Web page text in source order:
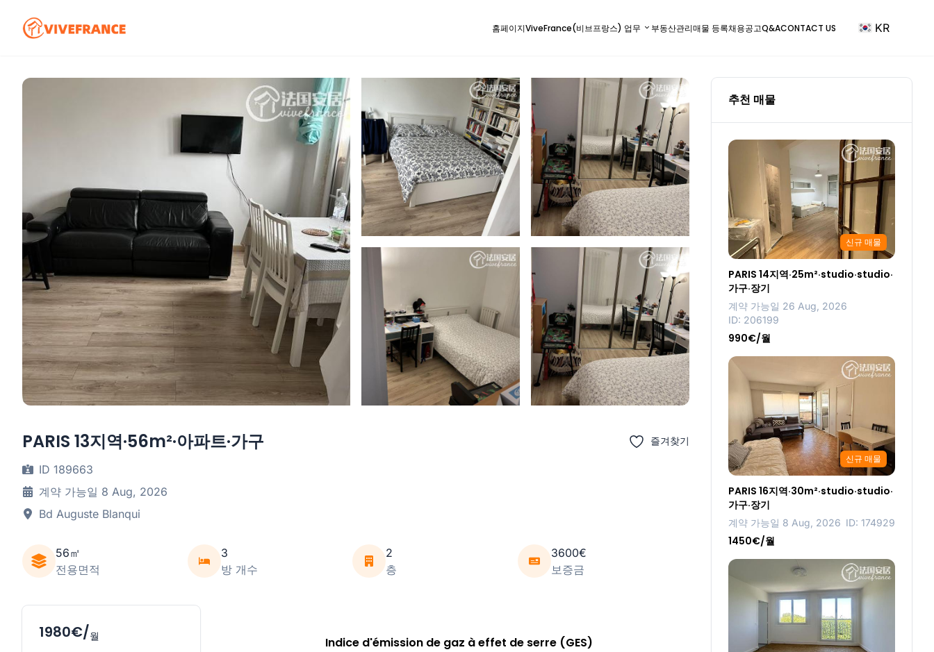
홈페이지ViveFrance(비브프랑스) 업무 부동산관리매물 등록채용공고Q&ACONTACT US KR
PARIS 13지역·56m²·아파트·가구 즐겨찾기
ID 189663
계약 가능일 8 Aug, 2026
Bd Auguste Blanqui
56㎡
전용면적
3
방 개수
2
층
3600€
보증금
1980€/월
Indice d'émission de gaz à effet de serre (GES)
추천 매물
신규 매물
PARIS 14지역·25m²·studio·studio·
가구·장기
계약 가능일 26 Aug, 2026
ID: 206199
990€/월
신규 매물
PARIS 16지역·30m²·studio·studio·
가구·장기
계약 가능일 8 Aug, 2026 ID: 174929
1450€/월